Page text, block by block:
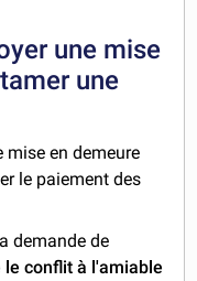
une mise
une
mise en demeure
le paiement des
demande de
conflit à l'amiable